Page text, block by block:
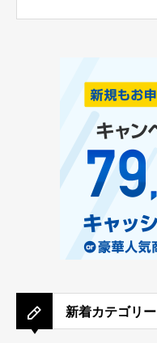
新着カテゴリー